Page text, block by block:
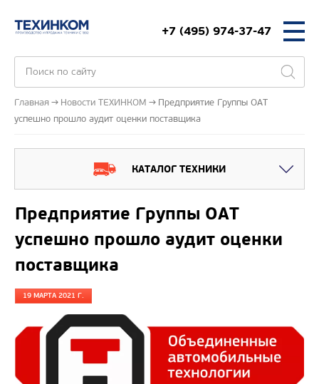
+7 (495) 974-37-47
Главная Новости ТЕХИНКОМ
Предприятие Группы ОАТ
успешно прошло аудит оценки поставщика
КАТАЛОГ ТЕХНИКИ
Предприятие Группы ОАТ
успешно прошло аудит оценки
поставщика
19 МАРТА 2021 Г.